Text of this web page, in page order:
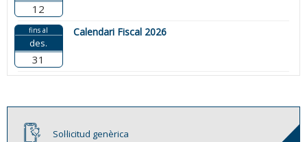
12
fins al
des.
31
Calendari Fiscal 2026
Sol·licitud genèrica